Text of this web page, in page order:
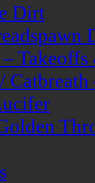
Dirt